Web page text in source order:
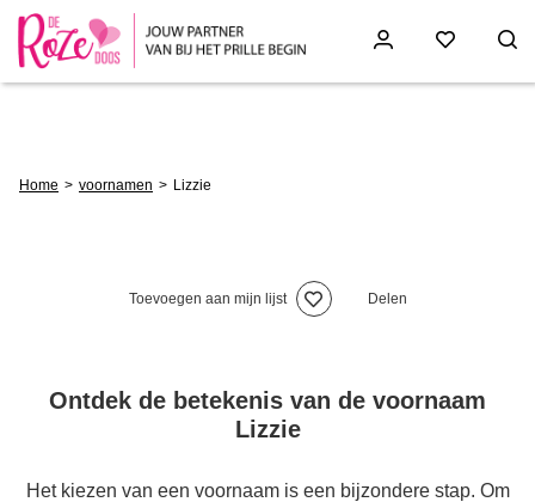
Home voornamen Lizzie
Toevoegen aan mijn lijst Delen
Ontdek de betekenis van de voornaam
Lizzie
Het kiezen van een voornaam is een bijzondere stap. Om